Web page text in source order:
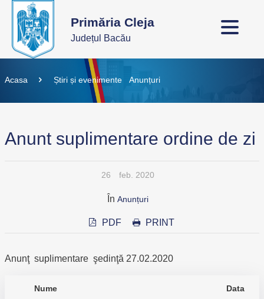
Primăria Cleja
Județul Bacău
Acasa Știri și evenimente Anunțuri
Anunt suplimentare ordine de zi
26 feb. 2020
În Anunțuri
PDF PRINT
Anunţ suplimentare şedinţă 27.02.2020
Nume Data